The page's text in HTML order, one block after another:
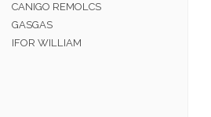
CANIGO REMOLCS
GASGAS
IFOR WILLIAM